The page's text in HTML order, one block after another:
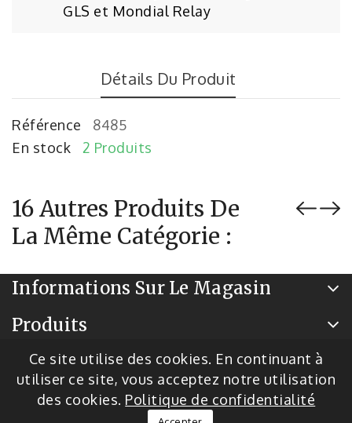
GLS et Mondial Relay
Détails Du Produit
Référence
8485
En stock
2 Produits
16 Autres Produits De
La Même Catégorie :
Informations Sur Le Magasin
Produits
Notre Société
Ce site utilise des cookies. En continuant à
utiliser ce site, vous acceptez notre utilisation
des cookies. Politique de confidentialité
© 2026 - Logiciel de commerce électronique par